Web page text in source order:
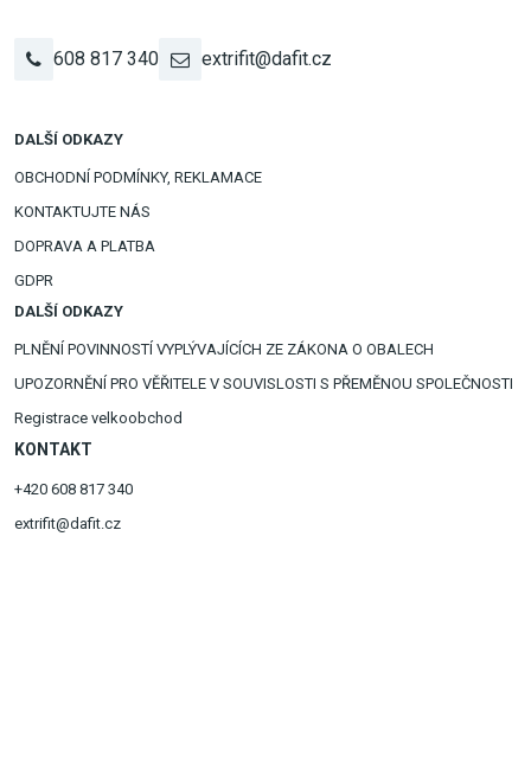
608 817 340 extrifit@dafit.cz
DALŠÍ ODKAZY
OBCHODNÍ PODMÍNKY, REKLAMACE
KONTAKTUJTE NÁS
DOPRAVA A PLATBA
GDPR
DALŠÍ ODKAZY
PLNĚNÍ POVINNOSTÍ VYPLÝVAJÍCÍCH ZE ZÁKONA O OBALECH
UPOZORNĚNÍ PRO VĚŘITELE V SOUVISLOSTI S PŘEMĚNOU SPOLEČNOSTI
Registrace velkoobchod
KONTAKT
+420 608 817 340
extrifit@dafit.cz